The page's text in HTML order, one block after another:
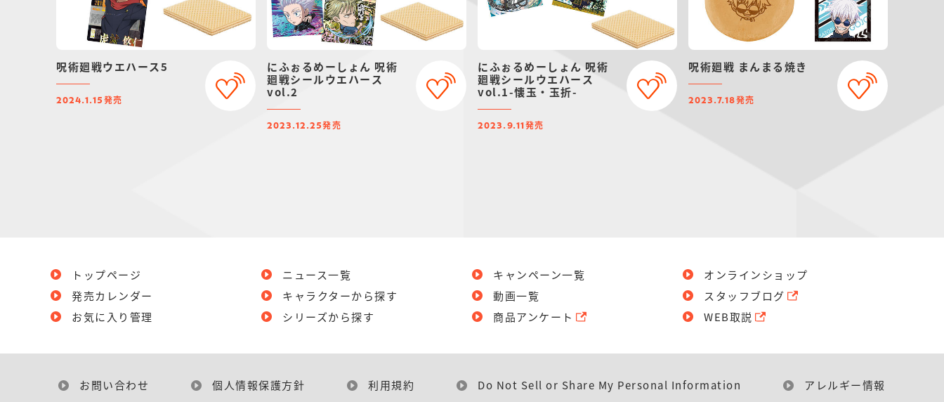
呪術廻戦ウエハース5
2024.1.15 発売
にふぉるめーしょん 呪術
廻戦シールウエハース
vol.2
2023.12.25発売
にふぉるめーしょん 呪術
廻戦シールウエハース
vol.1-懐玉・玉折-
2023.9.11 発売
呪術廻戦 まんまる焼き
2023.7.18発売
トップページ
発売カレンダー
お気に入り管理
ニュース一覧
キャラクターから探す
シリーズから探す
キャンペーン一覧
動画一覧
商品アンケート
オンラインショップ
スタッフブログ
WEB取説
お問い合わせ 個人情報保護方針 利用規約 Do Not Sell or Share My Personal Information アレルギー情報